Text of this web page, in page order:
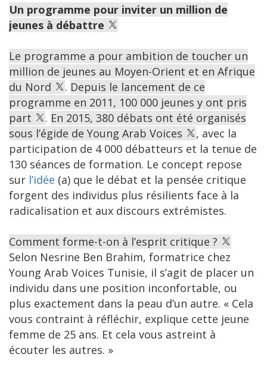
Un programme pour inviter un million de
jeunes à débattre
Le programme a pour ambition de toucher un
million de jeunes au Moyen-Orient et en Afrique
du Nord
. Depuis le lancement de ce
programme en 2011, 100 000 jeunes y ont pris
part
. En 2015, 380 débats ont été organisés
sous l’égide de Young Arab Voices
, avec la
participation de 4 000 débatteurs et la tenue de
130 séances de formation. Le concept repose
sur l’idée (a) que le débat et la pensée critique
forgent des individus plus résilients face à la
radicalisation et aux discours extrémistes.
Comment forme-t-on à l’esprit critique ?
Selon Nesrine Ben Brahim, formatrice chez
Young Arab Voices Tunisie, il s’agit de placer un
individu dans une position inconfortable, ou
plus exactement dans la peau d’un autre. « Cela
vous contraint à réfléchir, explique cette jeune
femme de 25 ans. Et cela vous astreint à
écouter les autres. »